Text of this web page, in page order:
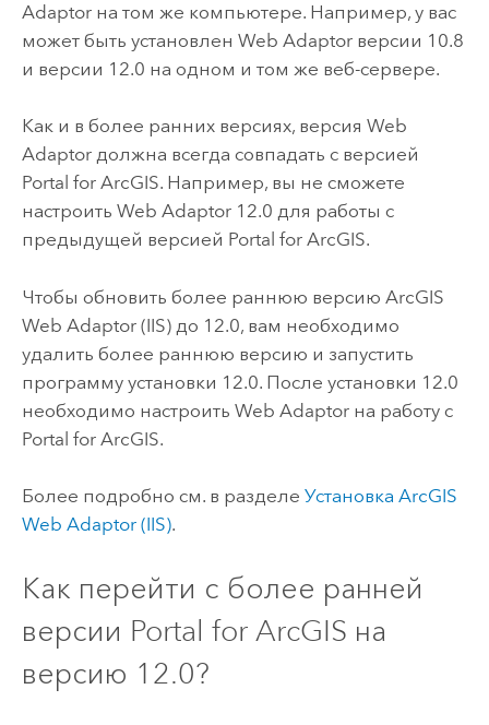
Adaptor на том же компьютере. Например, у вас
может быть установлен Web Adaptor версии 10.8
и версии 12.0 на одном и том же веб-сервере.
Как и в более ранних версиях, версия Web
Adaptor должна всегда совпадать с версией
Portal for ArcGIS. Например, вы не сможете
настроить Web Adaptor 12.0 для работы с
предыдущей версией Portal for ArcGIS.
Чтобы обновить более раннюю версию ArcGIS
Web Adaptor (IIS)до 12.0, вам необходимо
удалить более раннюю версию и запустить
программу установки 12.0. После установки 12.0
необходимо настроить Web Adaptor на работу с
Portal for ArcGIS.
Более подробно см. в разделе Установка ArcGIS
Web Adaptor (IIS).
Как перейти с более ранней
версии Portal for ArcGIS на
версию 12.0?